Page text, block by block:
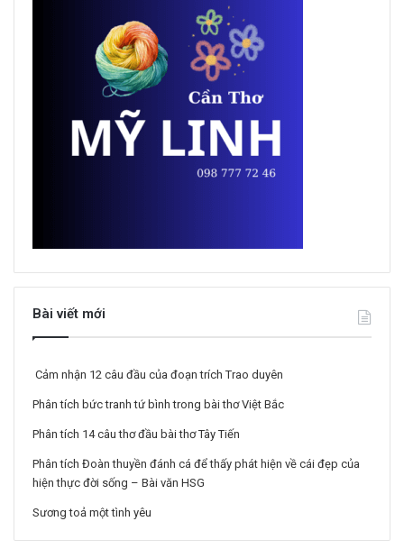
Bài viết mới
Cảm nhận 12 câu đầu của đoạn trích Trao duyên
Phân tích bức tranh tứ bình trong bài thơ Việt Bắc
Phân tích 14 câu thơ đầu bài thơ Tây Tiến
Phân tích Đoàn thuyền đánh cá để thấy phát hiện về cái đẹp của
hiện thực đời sống – Bài văn HSG
Sương toả một tình yêu